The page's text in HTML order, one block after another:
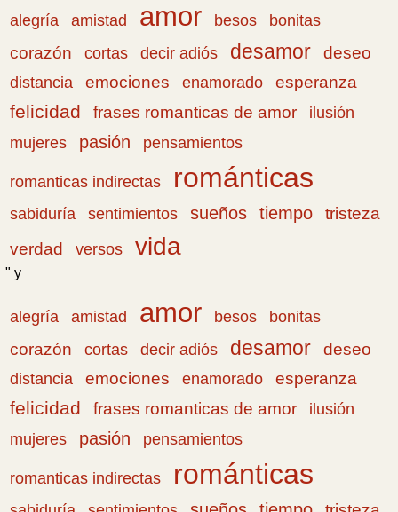
alegría amistad amor besos
bonitas
corazón
cortas decir adiós desamor deseo
distancia emociones enamorado esperanza
felicidad frases romanticas de amor
ilusión
mujeres
pasión pensamientos
romanticas indirectas románticas
sabiduría sentimientos sueños tiempo
tristeza
verdad
versos vida
" y
alegría amistad amor besos
bonitas
corazón
cortas decir adiós desamor deseo
distancia emociones enamorado esperanza
felicidad frases romanticas de amor
ilusión
mujeres
pasión pensamientos
romanticas indirectas románticas